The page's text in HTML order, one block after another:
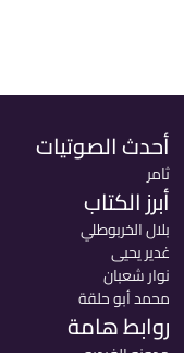
أحدث الصوتيات
ثامر
أبرز الكتاب
بلال الخربوطلي
غدير يحيى
نوار شعبان
محمد أبو حلقة
روابط هامة